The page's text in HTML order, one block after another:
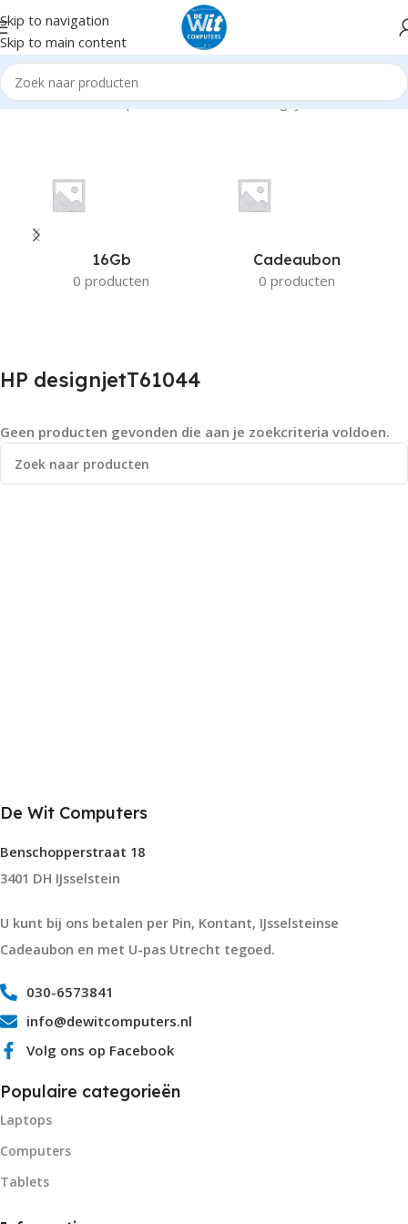
Skip to navigation
Skip to main content
Home Product Compatible Printers HP designjetT61044
16Gb
0 producten
Cadeaubon
0 producten
HP designjetT61044
Geen producten gevonden die aan je zoekcriteria voldoen.
De Wit Computers
Benschopperstraat 18
3401 DH IJsselstein
U kunt bij ons betalen per Pin, Kontant, IJsselsteinse
Cadeaubon en met U-pas Utrecht tegoed.
030-6573841
info@dewitcomputers.nl
Volg ons op Facebook
Populaire categorieën
Laptops
Computers
Tablets